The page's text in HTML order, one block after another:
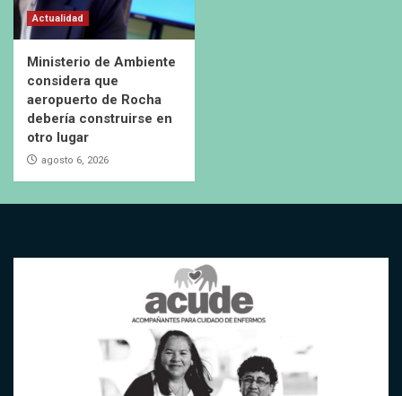
Actualidad
Ministerio de Ambiente
considera que
aeropuerto de Rocha
debería construirse en
otro lugar
agosto 6, 2026